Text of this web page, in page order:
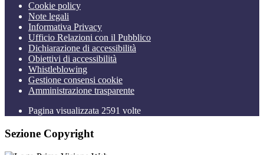
Cookie policy
Note legali
Informativa Privacy
Ufficio Relazioni con il Pubblico
Dichiarazione di accessibilità
Obiettivi di accessibilità
Whistleblowing
Gestione consensi cookie
Amministrazione trasparente
Pagina visualizzata 2591 volte
Sezione Copyright